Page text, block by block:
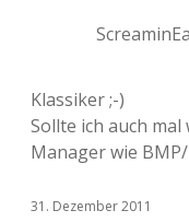
Klassiker ;-)
Sollte ich auch
Manager wie
31. Dezember 2011